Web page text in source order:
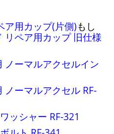
ア用カップ(片側)もし
リペア用カップ 旧仕様
ノーマルアクセルイン
ノーマルアクセル RF-
ッシャー RF-321